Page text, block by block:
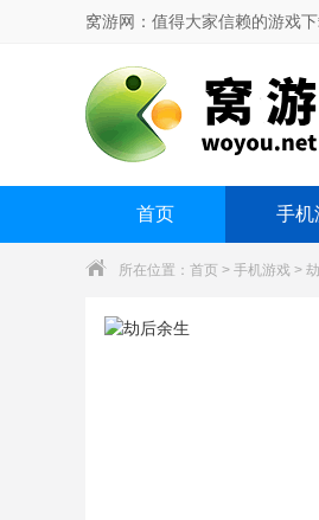
窝游网：值得大家信赖的游戏下
首页 手机
所在位置： 首页 > 手机游戏 >